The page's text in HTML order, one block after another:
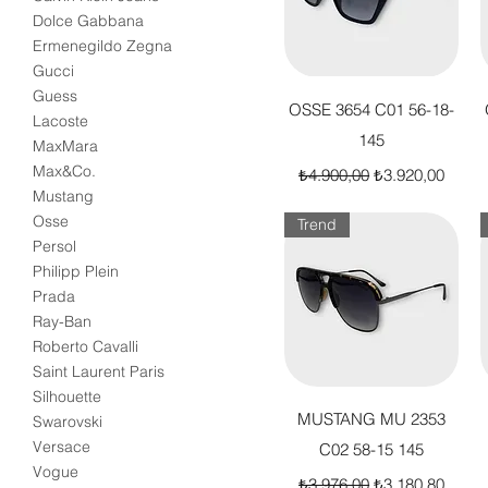
Dolce Gabbana
Ermenegildo Zegna
Gucci
Guess
Lacoste
MaxMara
Max&Co.
Mustang
Osse
Persol
Philipp Plein
Prada
Ray-Ban
Roberto Cavalli
Saint Laurent Paris
Silhouette
Swarovski
Versace
Vogue
Hızlı Bakış
OSSE 3654 C01 56-18-
145
Normal Fiyat
₺4.900,00 İndirimli Fiyat
₺3.920,00
Hızlı Bakış
Trend
MUSTANG MU 2353
C02 58-15 145
Normal Fiyatİndirimli Fiyat